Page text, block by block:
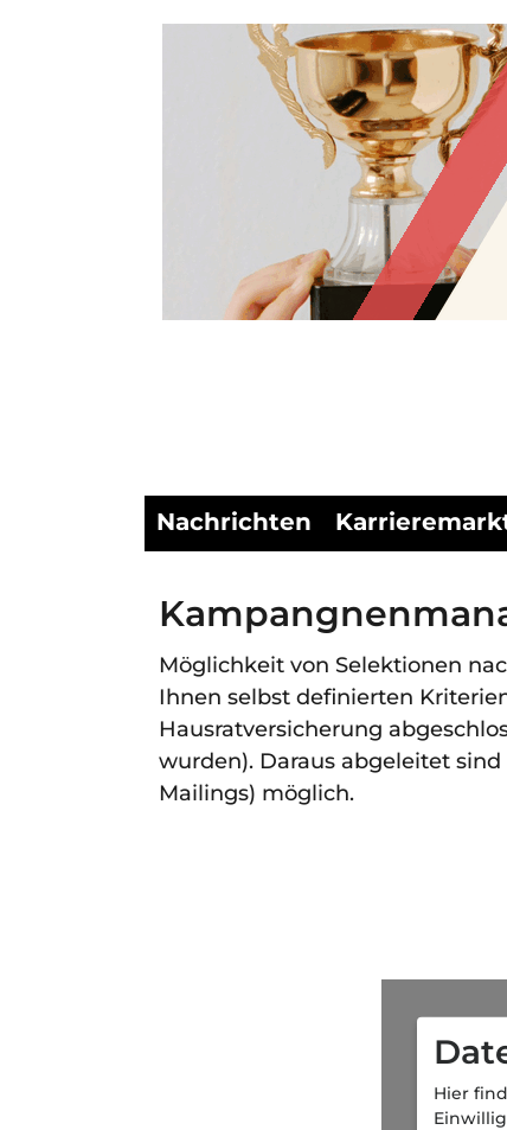
Nachrichten
Möglichkeit von Selektionen
Ihnen selbst definierten
Hausratversicherung
wurden). Daraus abgeleitet
Mailings) möglich.
Hier